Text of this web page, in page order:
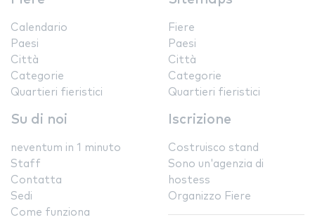
Calendario
Paesi
Città
Categorie
Quartieri fieristici
Fiere
Paesi
Città
Categorie
Quartieri fieristici
Su di noi
neventum in 1 minuto
Staff
Contatta
Sedi
Come funziona
Iscrizione
Costruisco stand
Sono un'agenzia di
hostess
Organizzo Fiere